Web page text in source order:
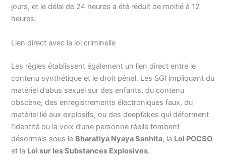
jours, et le délai de 24 heures a été réduit de moitié à 12
heures.
Lien direct avec la loi criminelle
Les règles établissent également un lien direct entre le
contenu synthétique et le droit pénal. Les SGI impliquant du
matériel d’abus sexuel sur des enfants, du contenu
obscène, des enregistrements électroniques faux, du
matériel lié aux explosifs, ou des deepfakes qui déforment
l’identité ou la voix d’une personne réelle tombent
désormais sous le Bharatiya Nyaya Sanhita, la Loi POCSO
et la Loi sur les Substances Explosives.